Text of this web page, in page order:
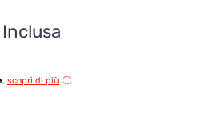
Inclusa
, scopri di più